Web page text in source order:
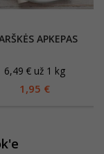
APKEPAS
6,49 € už 1 kg
1,95 €